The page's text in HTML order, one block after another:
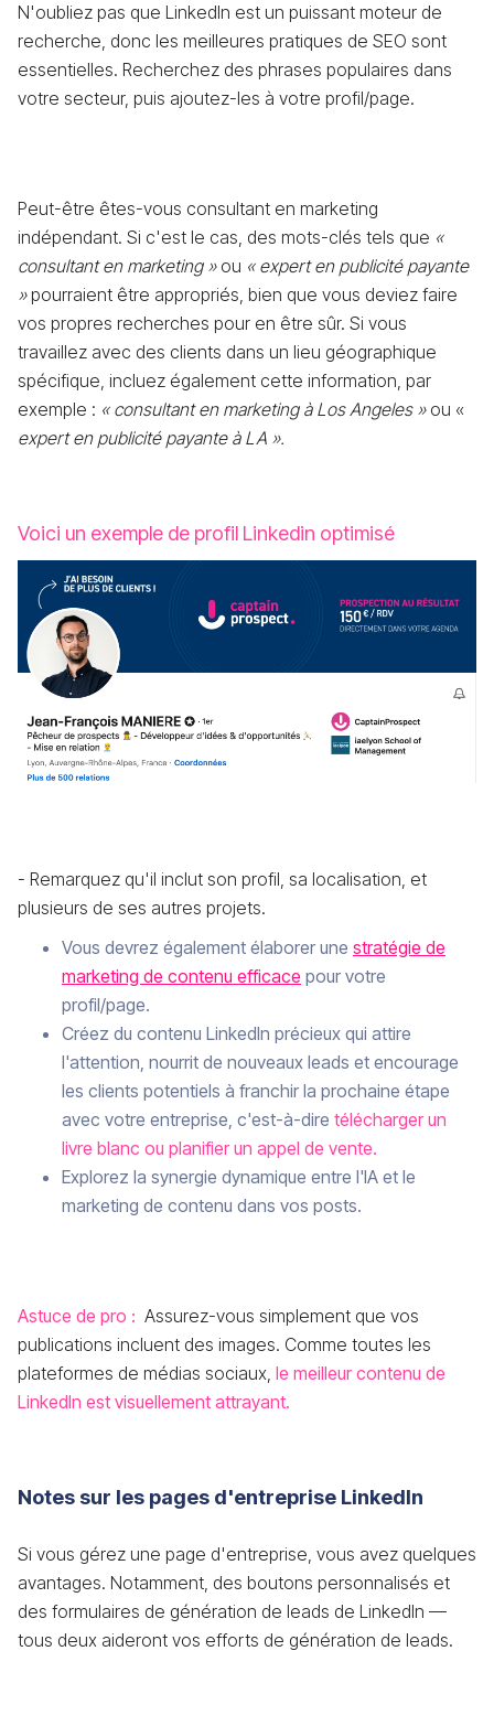
N'oubliez pas que LinkedIn est un puissant moteur de
recherche, donc les meilleures pratiques de SEO sont
essentielles. Recherchez des phrases populaires dans
votre secteur, puis ajoutez-les à votre profil/page.
Peut-être êtes-vous consultant en marketing
indépendant. Si c'est le cas, des mots-clés tels que «
consultant en marketing » ou « expert en publicité payante
»pourraient être appropriés, bien que vous deviez faire
vos propres recherches pour en être sûr. Si vous
travaillez avec des clients dans un lieu géographique
spécifique, incluez également cette information, par
exemple : « consultant en marketing à Los Angeles » ou «
expert en publicité payante à LA ».
Voici un exemple de profil Linkedin optimisé
- Remarquez qu'il inclut son profil, sa localisation, et
plusieurs de ses autres projets.
Vous devrez également élaborer une stratégie de
marketing de contenu efficace pour votre
profil/page.
Créez du contenu LinkedIn précieux qui attire
l'attention, nourrit de nouveaux leads et encourage
les clients potentiels à franchir la prochaine étape
avec votre entreprise, c'est-à-dire télécharger un
livre blanc ou planifier un appel de vente.
Explorez la synergie dynamique entre l'IA et le
marketing de contenu dans vos posts.
Astuce de pro : Assurez-vous simplement que vos
publications incluent des images. Comme toutes les
plateformes de médias sociaux, le meilleur contenu de
LinkedIn est visuellement attrayant.
Notes sur les pages d'entreprise LinkedIn
Si vous gérez une page d'entreprise, vous avez quelques
avantages. Notamment, des boutons personnalisés et
des formulaires de génération de leads de LinkedIn —
tous deux aideront vos efforts de génération de leads.